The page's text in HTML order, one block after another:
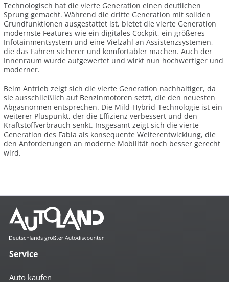
Technologisch hat die vierte Generation einen deutlichen
Sprung gemacht. Während die dritte Generation mit soliden
Grundfunktionen ausgestattet ist, bietet die vierte Generation
modernste Features wie ein digitales Cockpit, ein größeres
Infotainmentsystem und eine Vielzahl an Assistenzsystemen,
die das Fahren sicherer und komfortabler machen. Auch der
Innenraum wurde aufgewertet und wirkt nun hochwertiger und
moderner.
Beim Antrieb zeigt sich die vierte Generation nachhaltiger, da
sie ausschließlich auf Benzinmotoren setzt, die den neuesten
Abgasnormen entsprechen. Die Mild-Hybrid-Technologie ist ein
weiterer Pluspunkt, der die Effizienz verbessert und den
Kraftstoffverbrauch senkt. Insgesamt zeigt sich die vierte
Generation des Fabia als konsequente Weiterentwicklung, die
den Anforderungen an moderne Mobilität noch besser gerecht
wird.
Service
Auto kaufen